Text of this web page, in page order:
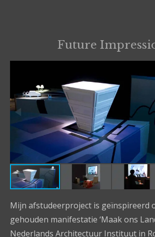
Future
Mijn afstudeerproject is geïnspireerd
gehouden manifestatie ‘Maak ons
Nederlands Architectuur Instituut in